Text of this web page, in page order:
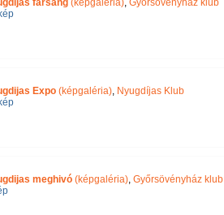
farsang(képgaléria), Győrsövényház klub
Expo(képgaléria), Nyugdíjas Klub
meghivó(képgaléria), Győrsövényház klub